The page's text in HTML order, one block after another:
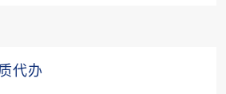
代办